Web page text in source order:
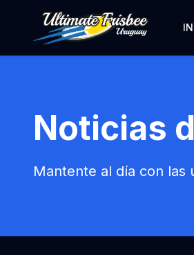
Noticias
Mantente al día con las